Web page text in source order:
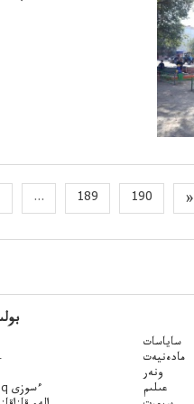
... 189 190 »
Qazaq ءسوزى
ساياسات
مادەنيەت
ونەر
عىلىم